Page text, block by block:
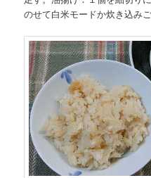
のせて白米モードか炊き込み